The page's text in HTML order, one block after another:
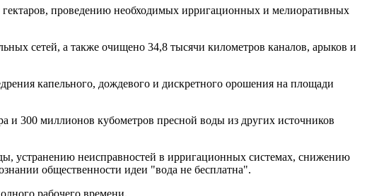
проведению необходимых ирригационных и мелиоративных
сетей, а также очищено 34,8 тысячи километров каналов, арыков и
капельного, дождевого и дискретного орошения на площади
и 300 миллионов кубометров пресной воды из других источников
устранению неисправностей в ирригационных системах, снижению
общественности идеи "вода не бесплатна".
рабочего времени.